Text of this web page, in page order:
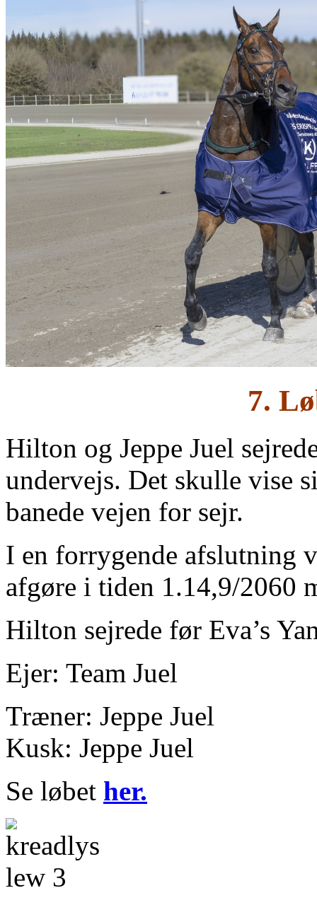
7.
Hilton og Jeppe Juel
undervejs. Det skulle vise
banede vejen for sejr.
I en forrygende afslutning
afgøre i tiden 1.14,9/2060
Hilton sejrede før Eva’s
Ejer: Team Juel
Træner: Jeppe Juel
Kusk: Jeppe Juel
Se løbet her.